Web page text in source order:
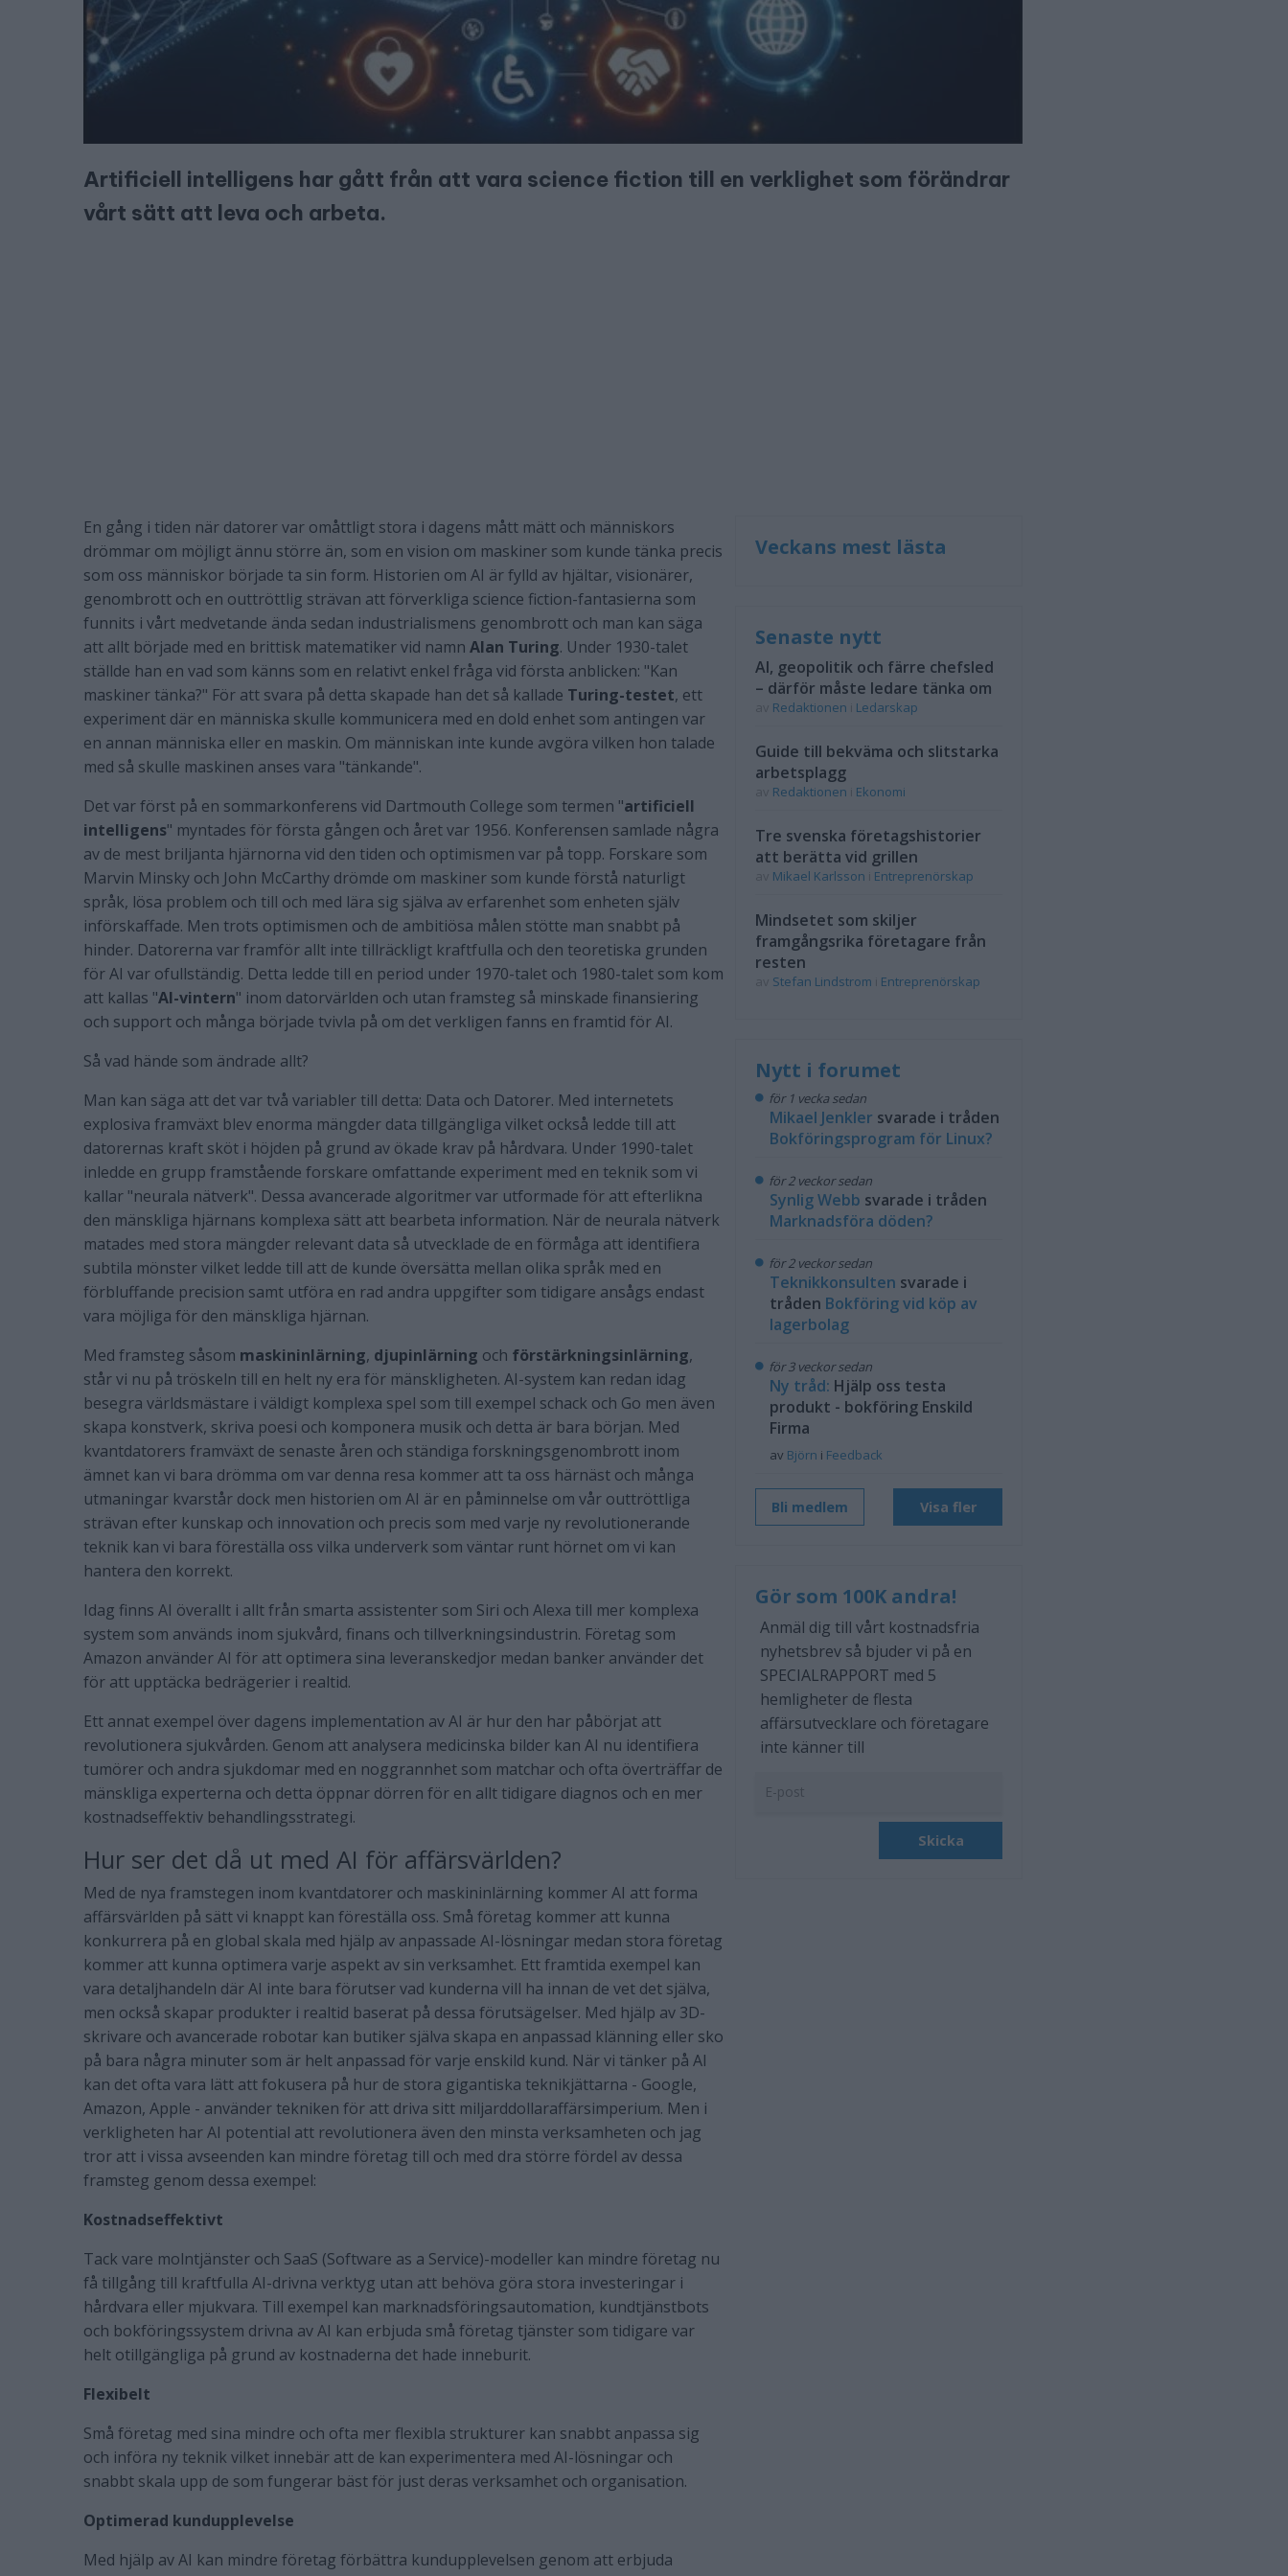
Artificiell intelligens har gått från att vara science fiction till en verklighet som förändrar
vårt sätt att leva och arbeta.
En gång i tiden när datorer var omåttligt stora i dagens mått mätt och människors
drömmar om möjligt ännu större än, som en vision om maskiner som kunde tänka precis
som oss människor började ta sin form. Historien om AI är fylld av hjältar, visionärer,
genombrott och en outtröttlig strävan att förverkliga science fiction-fantasierna som
funnits i vårt medvetande ända sedan industrialismens genombrott och man kan säga
att allt började med en brittisk matematiker vid namn Alan Turing. Under 1930-talet
ställde han en vad som känns som en relativt enkel fråga vid första anblicken: "Kan
maskiner tänka?" För att svara på detta skapade han det så kallade Turing-testet, ett
experiment där en människa skulle kommunicera med en dold enhet som antingen var
en annan människa eller en maskin. Om människan inte kunde avgöra vilken hon talade
med så skulle maskinen anses vara "tänkande".
Det var först på en sommarkonferens vid Dartmouth College som termen "artificiell
intelligens" myntades för första gången och året var 1956. Konferensen samlade några
av de mest briljanta hjärnorna vid den tiden och optimismen var på topp. Forskare som
Marvin Minsky och John McCarthy drömde om maskiner som kunde förstå naturligt
språk, lösa problem och till och med lära sig själva av erfarenhet som enheten själv
införskaffade. Men trots optimismen och de ambitiösa målen stötte man snabbt på
hinder. Datorerna var framför allt inte tillräckligt kraftfulla och den teoretiska grunden
för AI var ofullständig. Detta ledde till en period under 1970-talet och 1980-talet som kom
att kallas "AI-vintern" inom datorvärlden och utan framsteg så minskade finansiering
och support och många började tvivla på om det verkligen fanns en framtid för AI.
Så vad hände som ändrade allt?
Man kan säga att det var två variabler till detta: Data och Datorer. Med internetets
explosiva framväxt blev enorma mängder data tillgängliga vilket också ledde till att
datorernas kraft sköt i höjden på grund av ökade krav på hårdvara. Under 1990-talet
inledde en grupp framstående forskare omfattande experiment med en teknik som vi
kallar "neurala nätverk". Dessa avancerade algoritmer var utformade för att efterlikna
den mänskliga hjärnans komplexa sätt att bearbeta information. När de neurala nätverk
matades med stora mängder relevant data så utvecklade de en förmåga att identifiera
subtila mönster vilket ledde till att de kunde översätta mellan olika språk med en
förbluffande precision samt utföra en rad andra uppgifter som tidigare ansågs endast
vara möjliga för den mänskliga hjärnan.
Med framsteg såsom maskininlärning, djupinlärning och förstärkningsinlärning,
står vi nu på tröskeln till en helt ny era för mänskligheten. AI-system kan redan idag
besegra världsmästare i väldigt komplexa spel som till exempel schack och Go men även
skapa konstverk, skriva poesi och komponera musik och detta är bara början. Med
kvantdatorers framväxt de senaste åren och ständiga forskningsgenombrott inom
ämnet kan vi bara drömma om var denna resa kommer att ta oss härnäst och många
utmaningar kvarstår dock men historien om AI är en påminnelse om vår outtröttliga
strävan efter kunskap och innovation och precis som med varje ny revolutionerande
teknik kan vi bara föreställa oss vilka underverk som väntar runt hörnet om vi kan
hantera den korrekt.
Idag finns AI överallt i allt från smarta assistenter som Siri och Alexa till mer komplexa
system som används inom sjukvård, finans och tillverkningsindustrin. Företag som
Amazon använder AI för att optimera sina leveranskedjor medan banker använder det
för att upptäcka bedrägerier i realtid.
Ett annat exempel över dagens implementation av AI är hur den har påbörjat att
revolutionera sjukvården. Genom att analysera medicinska bilder kan AI nu identifiera
tumörer och andra sjukdomar med en noggrannhet som matchar och ofta överträffar de
mänskliga experterna och detta öppnar dörren för en allt tidigare diagnos och en mer
kostnadseffektiv behandlingsstrategi.
Hur ser det då ut med AI för affärsvärlden?
Med de nya framstegen inom kvantdatorer och maskininlärning kommer AI att forma
affärsvärlden på sätt vi knappt kan föreställa oss. Små företag kommer att kunna
konkurrera på en global skala med hjälp av anpassade AI-lösningar medan stora företag
kommer att kunna optimera varje aspekt av sin verksamhet. Ett framtida exempel kan
vara detaljhandeln där AI inte bara förutser vad kunderna vill ha innan de vet det själva,
men också skapar produkter i realtid baserat på dessa förutsägelser. Med hjälp av 3D-
skrivare och avancerade robotar kan butiker själva skapa en anpassad klänning eller sko
på bara några minuter som är helt anpassad för varje enskild kund. När vi tänker på AI
kan det ofta vara lätt att fokusera på hur de stora gigantiska teknikjättarna - Google,
Amazon, Apple - använder tekniken för att driva sitt miljarddollaraffärsimperium. Men i
verkligheten har AI potential att revolutionera även den minsta verksamheten och jag
tror att i vissa avseenden kan mindre företag till och med dra större fördel av dessa
framsteg genom dessa exempel:
Kostnadseffektivt
Tack vare molntjänster och SaaS (Software as a Service)-modeller kan mindre företag nu
få tillgång till kraftfulla AI-drivna verktyg utan att behöva göra stora investeringar i
hårdvara eller mjukvara. Till exempel kan marknadsföringsautomation, kundtjänstbots
och bokföringssystem drivna av AI kan erbjuda små företag tjänster som tidigare var
helt otillgängliga på grund av kostnaderna det hade inneburit.
Flexibelt
Små företag med sina mindre och ofta mer flexibla strukturer kan snabbt anpassa sig
och införa ny teknik vilket innebär att de kan experimentera med AI-lösningar och
snabbt skala upp de som fungerar bäst för just deras verksamhet och organisation.
Optimerad kundupplevelse
Med hjälp av AI kan mindre företag förbättra kundupplevelsen genom att erbjuda
Veckans mest lästa
Senaste nytt
AI, geopolitik och färre chefsled
– därför måste ledare tänka om
Redaktionen Ledarskap
Guide till bekväma och slitstarka
arbetsplagg
Redaktionen Ekonomi
Tre svenska företagshistorier
att berätta vid grillen
Mikael Karlsson Entreprenörskap
Mindsetet som skiljer
framgångsrika företagare från
resten
Stefan Lindstrom Entreprenörskap
Nytt i forumet
för 1 vecka sedan
Mikael Jenkler svarade i tråden
Bokföringsprogram för Linux?
för 2 veckor sedan
Synlig Webb svarade i tråden
Marknadsföra döden?
för 2 veckor sedan
Teknikkonsulten svarade i
tråden Bokföring vid köp av
lagerbolag
för 3 veckor sedan
Ny tråd: Hjälp oss testa
produkt - bokföring Enskild
Firma
av Björn i Feedback
Bli medlem Visa fler
Gör som 100K andra!
Anmäl dig till vårt kostnadsfria
nyhetsbrev så bjuder vi på en
SPECIALRAPPORT med 5
hemligheter de flesta
affärsutvecklare och företagare
inte känner till
Skicka